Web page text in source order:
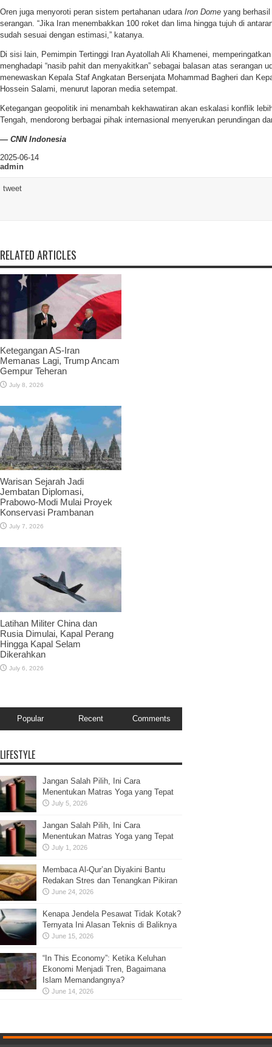
Oren juga menyoroti peran sistem pertahanan udara Iron Dome yang
serangan. “Jika Iran menembakkan 100 roket dan lima hingga tujuh di
sudah sesuai dengan estimasi,” katanya.
Di sisi lain, Pemimpin Tertinggi Iran Ayatollah Ali Khamenei,
menghadapi “nasib pahit dan menyakitkan” sebagai balasan atas serangan
menewaskan Kepala Staf Angkatan Bersenjata Mohammad Bagheri dan
Hossein Salami, menurut laporan media setempat.
Ketegangan geopolitik ini menambah kekhawatiran akan eskalasi konflik
Tengah, mendorong berbagai pihak internasional menyerukan perundingan
— CNN Indonesia
2025-06-14
admin
tweet
RELATED ARTICLES
Ketegangan AS-Iran
Memanas Lagi, Trump Ancam
Gempur Teheran
July 8, 2026
Warisan Sejarah Jadi
Jembatan Diplomasi,
Prabowo-Modi Mulai Proyek
Konservasi Prambanan
July 7, 2026
Latihan Militer China dan
Rusia Dimulai, Kapal Perang
Hingga Kapal Selam
Dikerahkan
July 6, 2026
Popular Recent Comments
LIFESTYLE
Jangan Salah Pilih, Ini Cara
Menentukan Matras Yoga yang Tepat
July 5, 2026
Jangan Salah Pilih, Ini Cara
Menentukan Matras Yoga yang Tepat
July 1, 2026
Membaca Al-Qur’an Diyakini Bantu
Redakan Stres dan Tenangkan Pikiran
June 24, 2026
Kenapa Jendela Pesawat Tidak Kotak?
Ternyata Ini Alasan Teknis di Baliknya
June 15, 2026
“In This Economy”: Ketika Keluhan
Ekonomi Menjadi Tren, Bagaimana
Islam Memandangnya?
June 14, 2026